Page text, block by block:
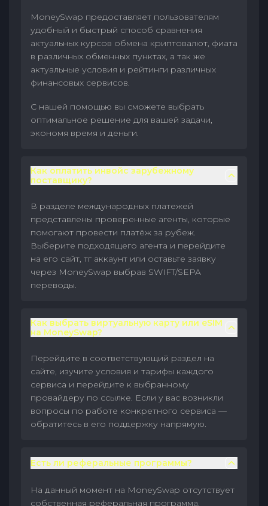
MoneySwap предоставляет пользователям
удобный и быстрый способ сравнения
актуальных курсов обмена криптовалют, фиата
в различных обменных пунктах, а так же
актуальные условия и рейтинги различных
финансовых сервисов.
С нашей помощью вы сможете выбрать
оптимальное решение для вашей задачи,
экономя время и деньги.
Как оплатить инвойс зарубежному
поставщику?
В разделе международных платежей
представлены проверенные агенты, которые
помогают провести платёж за рубеж.
Выберите подходящего агента и перейдите
на его сайт, тг аккаунт или оставьте заявку
через MoneySwap выбрав SWIFT/SEPA
переводы.
Как выбрать виртуальную карту или eSIM
на MoneySwap?
Перейдите в соответствующий раздел на
сайте, изучите условия и тарифы каждого
сервиса и перейдите к выбранному
провайдеру по ссылке. Если у вас возникли
вопросы по работе конкретного сервиса —
обратитесь в его поддержку напрямую.
Есть ли реферальные программы?
На данный момент на MoneySwap отсутствует
собственная реферальная программа.